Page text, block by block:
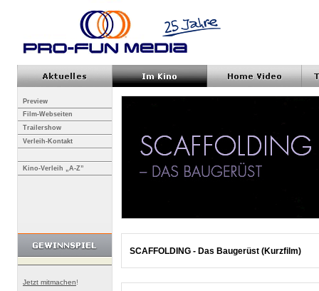
Preview
Film-Webseiten
Trailershow
Verleih-Kontakt
Kino-Verleih „A-Z”
Jetzt mitmachen!
SCAFFOLDING - Das Baugerüst (Kurzfilm)